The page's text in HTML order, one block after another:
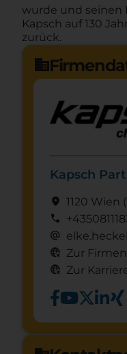
wurde und seinen
Kapsch auf 130
zurück.
domain
Kapsch
location_on 1120 Wien
call
alternate_email
captive_portal Zur
captive_portal Zur